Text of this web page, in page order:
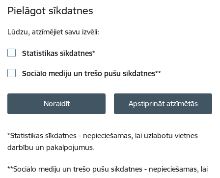
Pielāgot sīkdatnes
Lūdzu, atzīmējiet savu izvēli:
Statistikas sīkdatnes*
Sociālo mediju un trešo pušu sīkdatnes**
Noraidīt Apstiprināt atzīmētās
*Statistikas sīkdatnes - nepieciešamas, lai uzlabotu vietnes
darbību un pakalpojumus.
**Sociālo mediju un trešo pušu sīkdatnes - nepieciešamas, lai